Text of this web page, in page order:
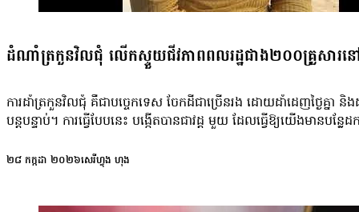
ដំណាំត្រកួនវិលជុំ លើកស្ទួយជីវភាពពលរដ្ឋជាង២០០គ្រួសារ
ការដាំត្រកួនវិលជុំ គឺជាបច្ចេកទេស ចែកដីជាច្រើនរង ដោយដាំដេញថ្ង
បន្តបន្ទាប់។ ការធ្វើបែបនេះ បង្កើតបាន​ជាវដ្ដ មួយ ដែលធ្វើឱ្យយើង
២៨ កក្កដា ២០២៦សេរីហ្វុង ហុង